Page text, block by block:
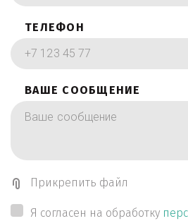
ТЕЛЕФОН
ВАШЕ СООБЩЕНИЕ
Прикрепить файл
Я согласен на обработку